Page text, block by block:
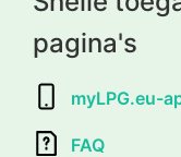
pagina's
myLPG.eu-
FAQ